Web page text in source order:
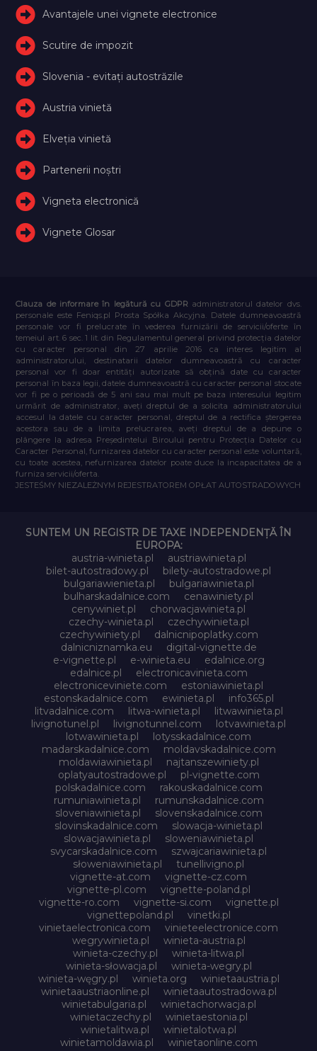
Avantajele unei vignete electronice
Scutire de impozit
Slovenia - evitați autostrăzile
Austria vinietă
Elveţia vinietă
Partenerii noștri
Vigneta electronică
Vignete Glosar
Clauza de informare în legătură cu GDPR administratorul datelor dvs.
personale este Feniqs.pl Prosta Spółka Akcyjna. Datele dumneavoastră
personale vor fi prelucrate în vederea furnizării de servicii/oferte în
temeiul art. 6 sec. 1 lit. din Regulamentul general privind protecția datelor
cu caracter personal din 27 aprilie 2016 ca interes legitim al
administratorului, destinatarii datelor dumneavoastră cu caracter
personal vor fi doar entități autorizate să obțină date cu caracter
personal în baza legii, datele dumneavoastră cu caracter personal stocate
vor fi pe o perioadă de 5 ani sau mai mult pe baza interesului legitim
urmărit de administrator, aveți dreptul de a solicita administratorului
accesul la datele cu caracter personal, dreptul de a rectifica ștergerea
acestora sau de a limita prelucrarea, aveți dreptul de a depune o
plângere la adresa Președintelui Biroului pentru Protecția Datelor cu
Caracter Personal, furnizarea datelor cu caracter personal este voluntară,
cu toate acestea, nefurnizarea datelor poate duce la incapacitatea de a
furniza servicii/oferta.
JESTEŚMY NIEZALEŻNYM REJESTRATOREM OPŁAT AUTOSTRADOWYCH
SUNTEM UN REGISTR DE TAXE INDEPENDENȚĂ ÎN
EUROPA:
austria-winieta.pl
austriawinieta.pl
bilet-autostradowy.pl
bilety-autostradowe.pl
bulgariawienieta.pl
bulgariawinieta.pl
bulharskadalnice.com
cenawiniety.pl
cenywiniet.pl
chorwacjawinieta.pl
czechy-winieta.pl
czechywinieta.pl
czechywiniety.pl
dalnicnipoplatky.com
dalnicniznamka.eu
digital-vignette.de
e-vignette.pl
e-winieta.eu
edalnice.org
edalnice.pl
electronicavinieta.com
electroniceviniete.com
estoniawinieta.pl
estonskadalnice.com
ewinieta.pl
info365.pl
litvadalnice.com
litwa-winieta.pl
litwawinieta.pl
livignotunel.pl
livignotunnel.com
lotvawinieta.pl
lotwawinieta.pl
lotysskadalnice.com
madarskadalnice.com
moldavskadalnice.com
moldawiawinieta.pl
najtanszewiniety.pl
oplatyautostradowe.pl
pl-vignette.com
polskadalnice.com
rakouskadalnice.com
rumuniawinieta.pl
rumunskadalnice.com
sloveniawinieta.pl
slovenskadalnice.com
slovinskadalnice.com
slowacja-winieta.pl
slowacjawinieta.pl
sloweniawinieta.pl
svycarskadalnice.com
szwajcariawinieta.pl
słoweniawinieta.pl
tunellivigno.pl
vignette-at.com
vignette-cz.com
vignette-pl.com
vignette-poland.pl
vignette-ro.com
vignette-si.com
vignette.pl
vignettepoland.pl
vinetki.pl
vinietaelectronica.com
vinieteelectronice.com
wegrywinieta.pl
winieta-austria.pl
winieta-czechy.pl
winieta-litwa.pl
winieta-słowacja.pl
winieta-wegry.pl
winieta-węgry.pl
winieta.org
winietaaustria.pl
winietaaustriaonline.pl
winietaautostradowa.pl
winietabulgaria.pl
winietachorwacja.pl
winietaczechy.pl
winietaestonia.pl
winietalitwa.pl
winietalotwa.pl
winietamoldawia.pl
winietaonline.com